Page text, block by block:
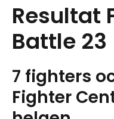
Resultat
Battle 23
7 fighters
Fighter